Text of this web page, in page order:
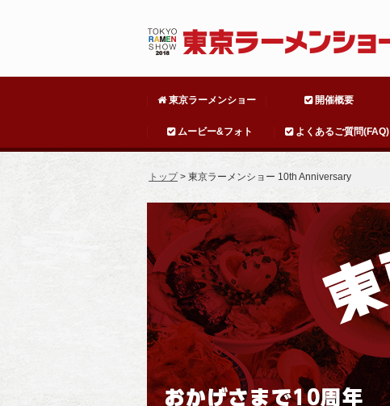
東京ラーメンショー 開催概要
ムービー&フォト よくあるご質問(FAQ)
トップ> 東京ラーメンショー 10th Anniversary